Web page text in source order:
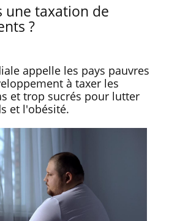
une taxation de
?
appelle les pays pauvres
à taxer les
et trop sucrés pour lutter
et l'obésité.